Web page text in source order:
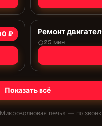
₽ Ремонт
25 мин
Показать всё
Микроволновая печь» — по